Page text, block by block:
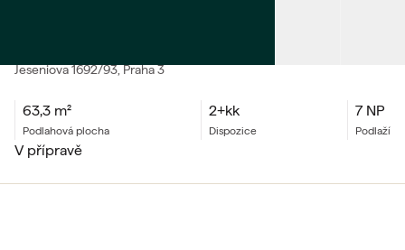
Jeseniova1692/93, Praha 3
63,3 m²
podlahová plocha
2+kk
dispozice
7 NP
podlaží
v přípravě